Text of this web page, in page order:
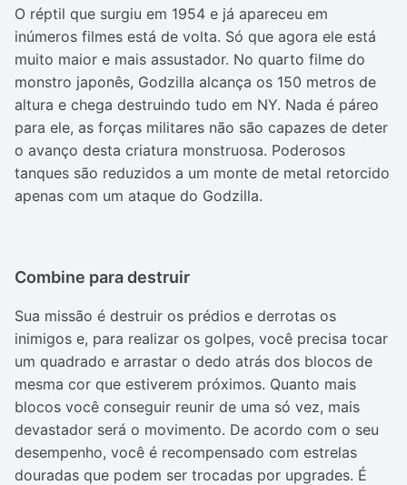
O réptil que surgiu em 1954 e já apareceu em
inúmeros filmes está de volta. Só que agora ele está
muito maior e mais assustador. No quarto filme do
monstro japonês, Godzilla alcança os 150 metros de
altura e chega destruindo tudo em NY. Nada é páreo
para ele, as forças militares não são capazes de deter
o avanço desta criatura monstruosa. Poderosos
tanques são reduzidos a um monte de metal retorcido
apenas com um ataque do Godzilla.
Combine para destruir
Sua missão é destruir os prédios e derrotas os
inimigos e, para realizar os golpes, você precisa tocar
um quadrado e arrastar o dedo atrás dos blocos de
mesma cor que estiverem próximos. Quanto mais
blocos você conseguir reunir de uma só vez, mais
devastador será o movimento. De acordo com o seu
desempenho, você é recompensado com estrelas
douradas que podem ser trocadas por upgrades. É